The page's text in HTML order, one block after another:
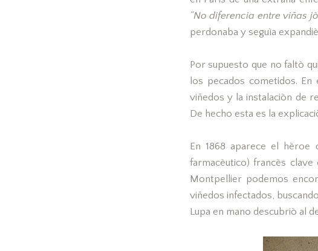
“No diferencia entre viñas
perdonaba y seguìa
Por supuesto que no faltò
los pecados cometidos.
viñedos y la instalaciòn de
De hecho esta es la
En 1868 aparece el hèroe
farmacèutico) francès
Montpellier podemos
viñedos infectados,
Lupa en mano descubriò al